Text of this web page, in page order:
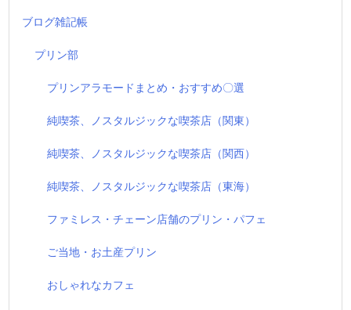
ブログ雑記帳
プリン部
プリンアラモードまとめ・おすすめ〇選
純喫茶、ノスタルジックな喫茶店（関東）
純喫茶、ノスタルジックな喫茶店（関西）
純喫茶、ノスタルジックな喫茶店（東海）
ファミレス・チェーン店舗のプリン・パフェ
ご当地・お土産プリン
おしゃれなカフェ